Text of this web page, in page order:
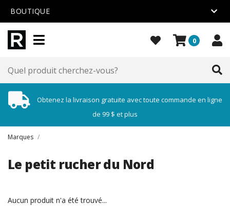
BOUTIQUE
0
Obtenez la livraison gratuite avec toute commande en ligne
de 99 $ et plus
Marques /
Le petit rucher du Nord
Aucun produit n'a été trouvé...